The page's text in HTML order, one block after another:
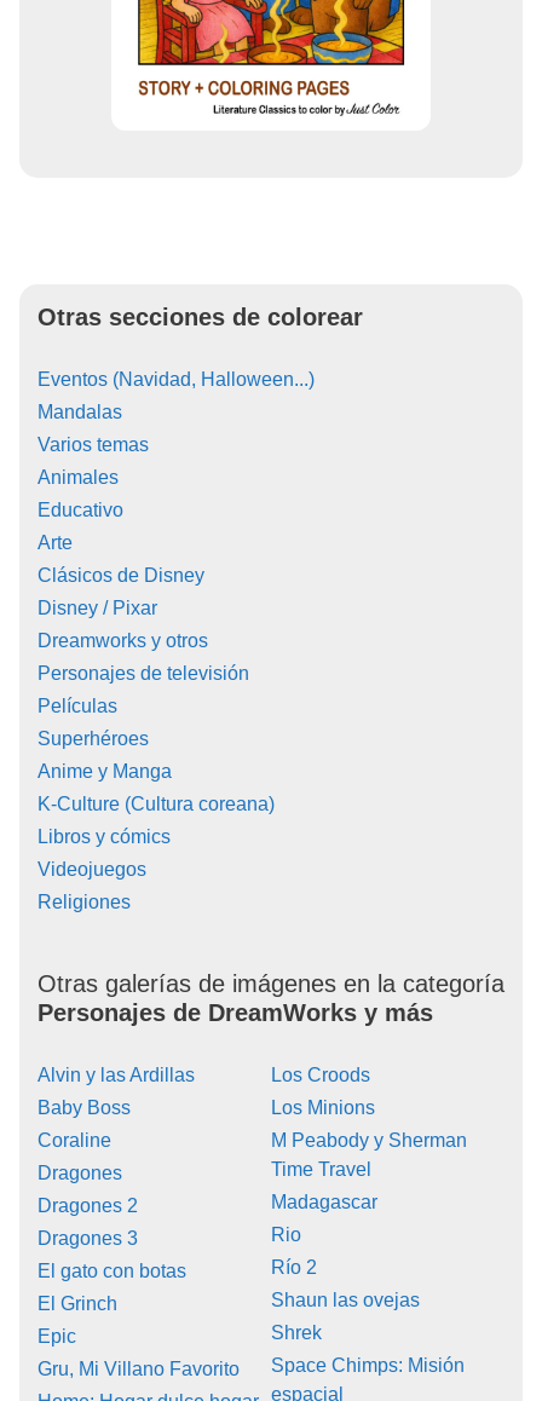
Otras secciones de colorear
Eventos (Navidad, Halloween...)
Mandalas
Varios temas
Animales
Educativo
Arte
Clásicos de Disney
Disney / Pixar
Dreamworks y otros
Personajes de televisión
Películas
Superhéroes
Anime y Manga
K-Culture (Cultura coreana)
Libros y cómics
Videojuegos
Religiones
Otras galerías de imágenes en la categoría
Personajes de DreamWorks y más
Alvin y las Ardillas
Baby Boss
Coraline
Dragones
Dragones 2
Dragones 3
El gato con botas
El Grinch
Epic
Gru, Mi Villano Favorito
Los Croods
Los Minions
M Peabody y Sherman
Time Travel
Madagascar
Rio
Río 2
Shaun las ovejas
Shrek
Space Chimps: Misión
espacial